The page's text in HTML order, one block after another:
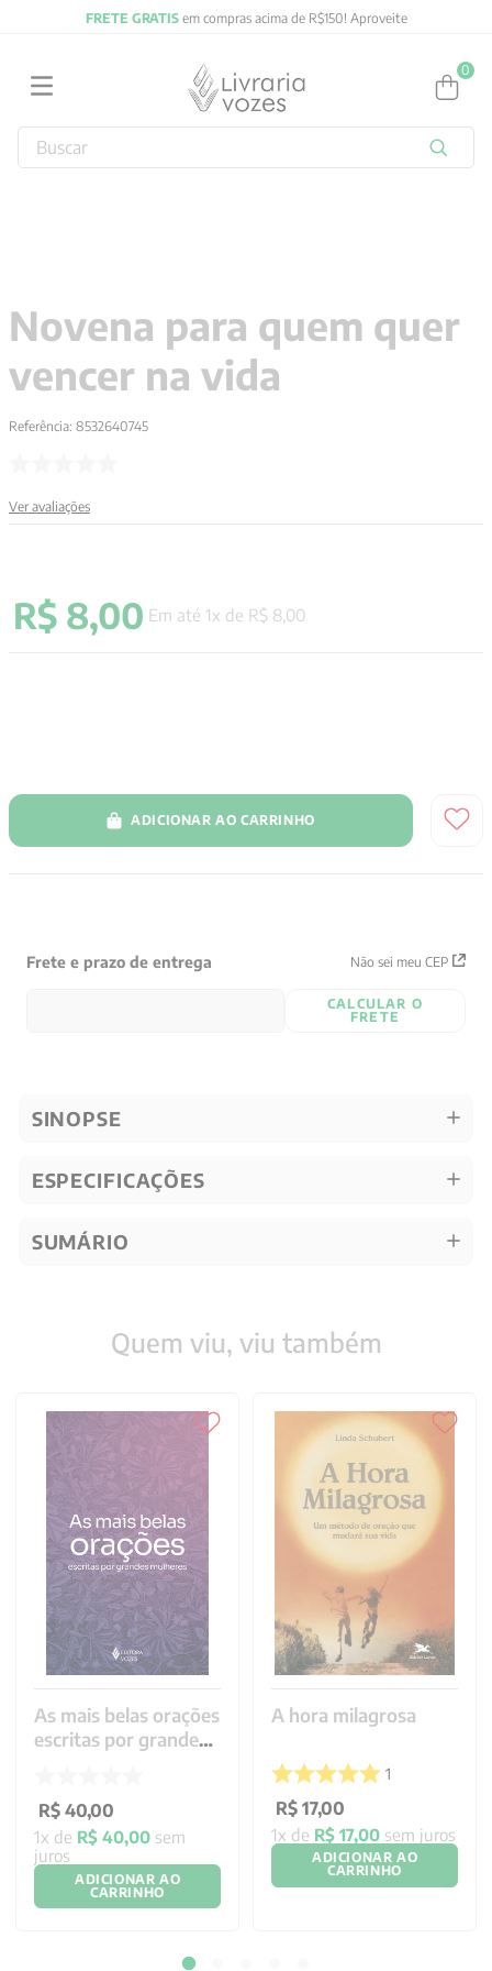
FRETE GRATISem compras acima de R$150! Aproveite
0
Buscar
Novena para quem quer
vencer na vida
Referência: 8532640745
Ver avaliações
R$ 8,00 Em até 1x de R$ 8 00
ADICIONAR AO CARRINHO
Frete e prazo de entrega Não sei meu CEP
CALCULAR O
FRETE
SINOPSE
ESPECIFICAÇÕES
SUMÁRIO
Quem viu, viu também
As mais belas orações
escritas por grandes
R$ 40,00
1x de R$ 40,00 sem
juros
ADICIONAR AO
CARRINHO
A hora milagrosa
1
R$ 17,00
1x de R$ 17,00 sem juros
ADICIONAR AO
CARRINHO
4º jung
5º byung chul han